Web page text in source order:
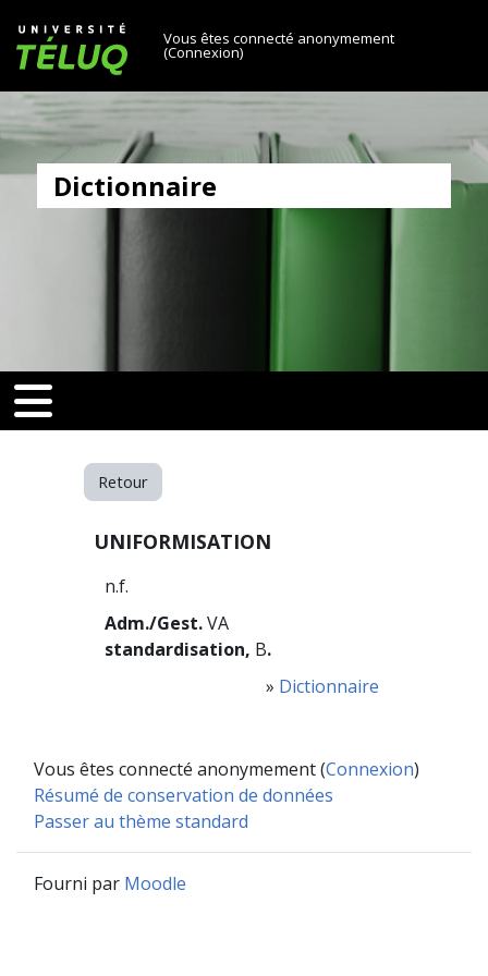
Université TÉLUQ
Vous êtes connecté anonymement
(Connexion)
Dictionnaire
[[nav-toggle]]
toggle]]
Retour
UNIFORMISATION
n.f.
Adm./Gest.VA
standardisation, B.
» Dictionnaire
Vous êtes connecté anonymement (Connexion)
Résumé de conservation de données
Passer au thème standard
Fourni par Moodle